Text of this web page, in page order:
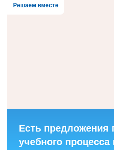
Решаем вместе
Есть предложения
учебного процесса